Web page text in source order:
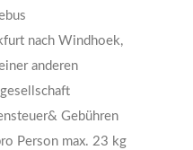
nach Windhoek,
anderen
Gebühren
Person max. 23 kg